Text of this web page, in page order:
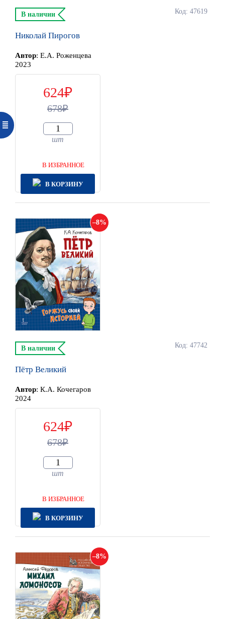
Код: 47619
В наличии
Николай Пирогов
Автор: Е.А. Роженцева
2023
624
678
шт
В ИЗБРАННОЕ
В КОРЗИНУ
8
Код: 47742
В наличии
Пётр Великий
Автор: К.А. Кочегаров
2024
624
678
шт
В ИЗБРАННОЕ
В КОРЗИНУ
8